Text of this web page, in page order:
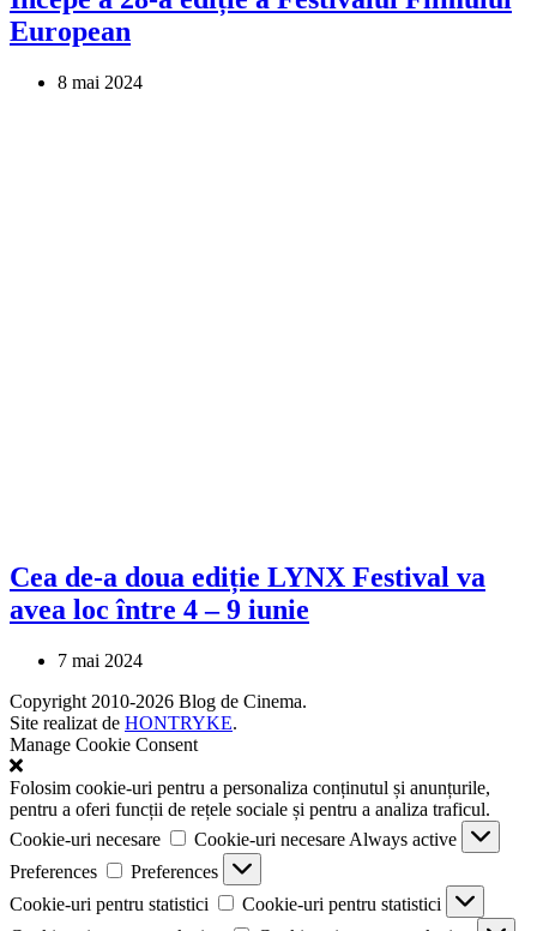
European
8 mai 2024
Cea de-a doua ediție LYNX Festival va
avea loc între 4 – 9 iunie
7 mai 2024
Copyright 2010-2026 Blog de Cinema.
Site realizat de HONTRYKE.
Manage Cookie Consent
Folosim cookie-uri pentru a personaliza conținutul și anunțurile,
pentru a oferi funcții de rețele sociale și pentru a analiza traficul.
Cookie-uri necesare
Cookie-uri necesare Always active
Preferences
Preferences
Cookie-uri pentru statistici
Cookie-uri pentru statistici